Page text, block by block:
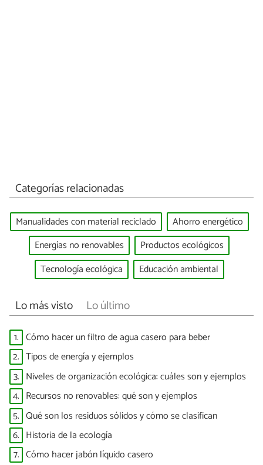
Categorías relacionadas
Manualidades con material reciclado
Ahorro energético
Energías no renovables
Productos ecológicos
Tecnología ecológica
Educación ambiental
Lo más visto Lo último
1. Cómo hacer un filtro de agua casero para beber
2. Tipos de energía y ejemplos
3. Niveles de organización ecológica: cuáles son y ejemplos
4. Recursos no renovables: qué son y ejemplos
5. Qué son los residuos sólidos y cómo se clasifican
6. Historia de la ecología
7. Cómo hacer jabón líquido casero